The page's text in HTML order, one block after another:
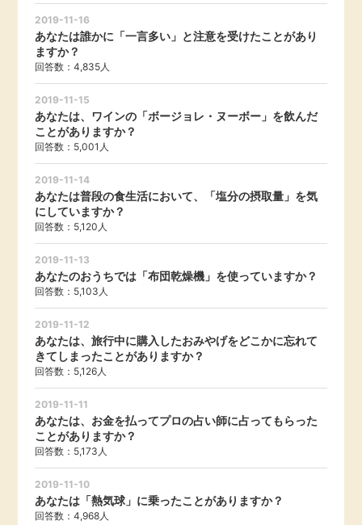
2019-11-16
あなたは誰かに「一言多い」と注意を受けたことがあり
ますか？
回答数：4,835人
2019-11-15
あなたは、ワインの「ボージョレ・ヌーボー」を飲んだ
ことがありますか？
回答数：5,001人
2019-11-14
あなたは普段の食生活において、「塩分の摂取量」を気
にしていますか？
回答数：5,120人
2019-11-13
あなたのおうちでは「布団乾燥機」を使っていますか？
回答数：5,103人
2019-11-12
あなたは、旅行中に購入したおみやげをどこかに忘れて
きてしまったことがありますか？
回答数：5,126人
2019-11-11
あなたは、お金を払ってプロの占い師に占ってもらった
ことがありますか？
回答数：5,173人
2019-11-10
あなたは「熱気球」に乗ったことがありますか？
回答数：4,968人